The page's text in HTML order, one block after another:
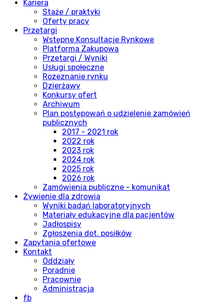
Kariera
Staże / praktyki
Oferty pracy
Przetargi
Wstępne Konsultacje Rynkowe
Platforma Zakupowa
Przetargi / Wyniki
Usługi społeczne
Rozeznanie rynku
Dzierżawy
Konkursy ofert
Archiwum
Plan postępowań o udzielenie zamówień
publicznych
2017 - 2021 rok
2022 rok
2023 rok
2024 rok
2025 rok
2026 rok
Zamówienia publiczne - komunikat
Żywienie dla zdrowia
Wyniki badań laboratoryjnych
Materiały edukacyjne dla pacjentów
Jadłospisy
Zgłoszenia dot. posiłków
Zapytania ofertowe
Kontakt
Oddziały
Poradnie
Pracownie
Administracja
fb